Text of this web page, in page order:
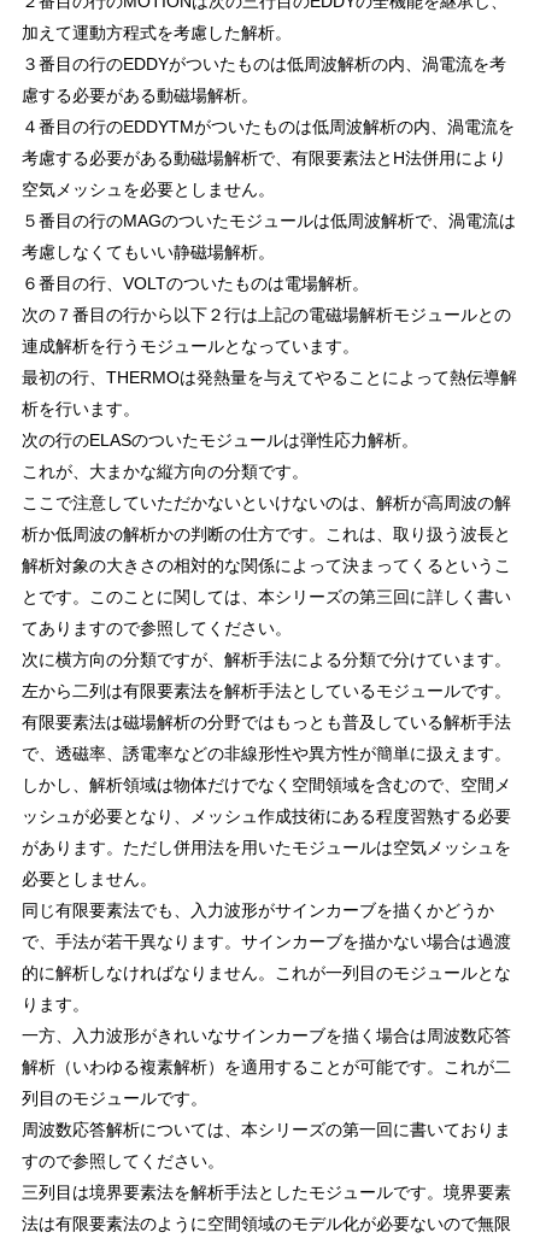
加えて運動方程式を考慮した解析。
３番目の行のEDDYがついたものは低周波解析の内、渦電流を考
慮する必要がある動磁場解析。
４番目の行のEDDYTMがついたものは低周波解析の内、渦電流を
考慮する必要がある動磁場解析で、有限要素法とH法併用により
空気メッシュを必要としません。
５番目の行のMAGのついたモジュールは低周波解析で、渦電流は
考慮しなくてもいい静磁場解析。
６番目の行、VOLTのついたものは電場解析。
次の７番目の行から以下２行は上記の電磁場解析モジュールとの
連成解析を行うモジュールとなっています。
最初の行、THERMOは発熱量を与えてやることによって熱伝導解
析を行います。
次の行のELASのついたモジュールは弾性応力解析。
これが、大まかな縦方向の分類です。
ここで注意していただかないといけないのは、解析が高周波の解
析か低周波の解析かの判断の仕方です。これは、取り扱う波長と
解析対象の大きさの相対的な関係によって決まってくるというこ
とです。このことに関しては、本シリーズの第三回に詳しく書い
てありますので参照してください。
次に横方向の分類ですが、解析手法による分類で分けています。
左から二列は有限要素法を解析手法としているモジュールです。
有限要素法は磁場解析の分野ではもっとも普及している解析手法
で、透磁率、誘電率などの非線形性や異方性が簡単に扱えます。
しかし、解析領域は物体だけでなく空間領域を含むので、空間メ
ッシュが必要となり、メッシュ作成技術にある程度習熟する必要
があります。ただし併用法を用いたモジュールは空気メッシュを
必要としません。
同じ有限要素法でも、入力波形がサインカーブを描くかどうか
で、手法が若干異なります。サインカーブを描かない場合は過渡
的に解析しなければなりません。これが一列目のモジュールとな
ります。
一方、入力波形がきれいなサインカーブを描く場合は周波数応答
解析（いわゆる複素解析）を適用することが可能です。これが二
列目のモジュールです。
周波数応答解析については、本シリーズの第一回に書いておりま
すので参照してください。
三列目は境界要素法を解析手法としたモジュールです。境界要素
法は有限要素法のように空間領域のモデル化が必要ないので無限